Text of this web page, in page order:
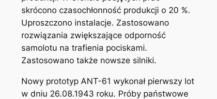
skrócono czasochłonność produkcji o 20 %.
Uproszczono instalacje. Zastosowano
rozwiązania zwiększające odporność
samolotu na trafienia pociskami.
Zastosowano także nowsze silniki.
Nowy prototyp ANT-61 wykonał pierwszy lot
w dniu 26.08.1943 roku. Próby państwowe